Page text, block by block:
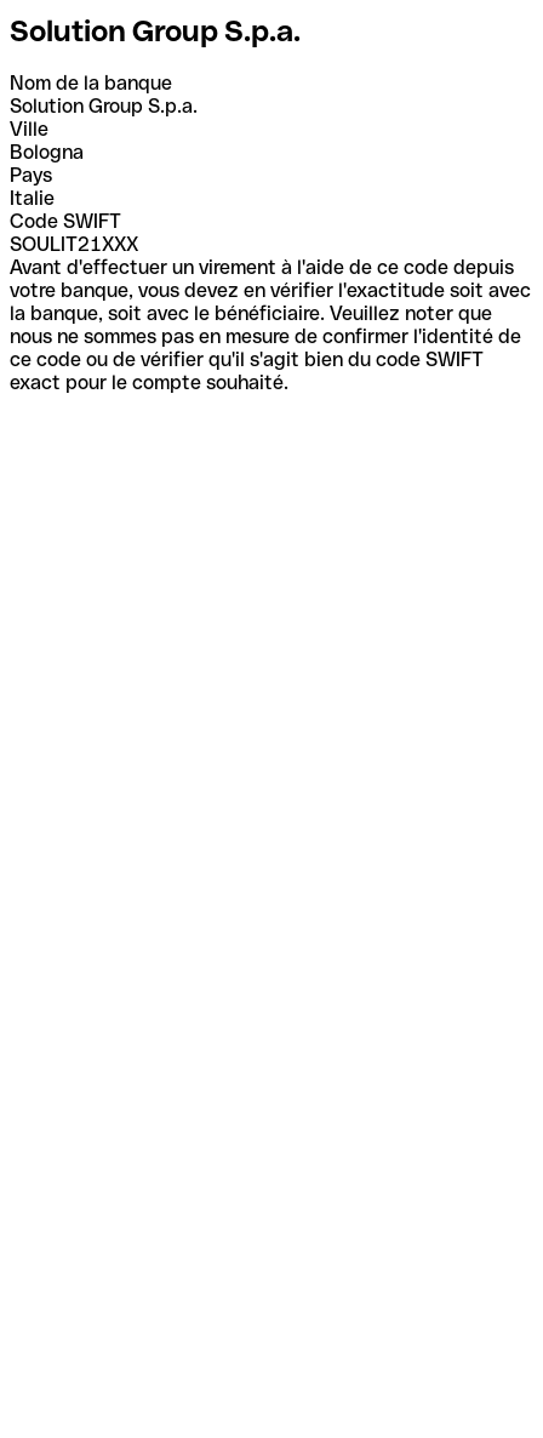
Solution Group S.p.a.
Nom de la banque
Solution Group S.p.a.
Ville
Bologna
Pays
Italie
Code SWIFT
SOULIT21XXX
Avant d'effectuer un virement à l'aide de ce code depuis
votre banque, vous devez en vérifier l'exactitude soit avec
la banque, soit avec le bénéficiaire. Veuillez noter que
nous ne sommes pas en mesure de confirmer l'identité de
ce code ou de vérifier qu'il s'agit bien du code SWIFT
exact pour le compte souhaité.